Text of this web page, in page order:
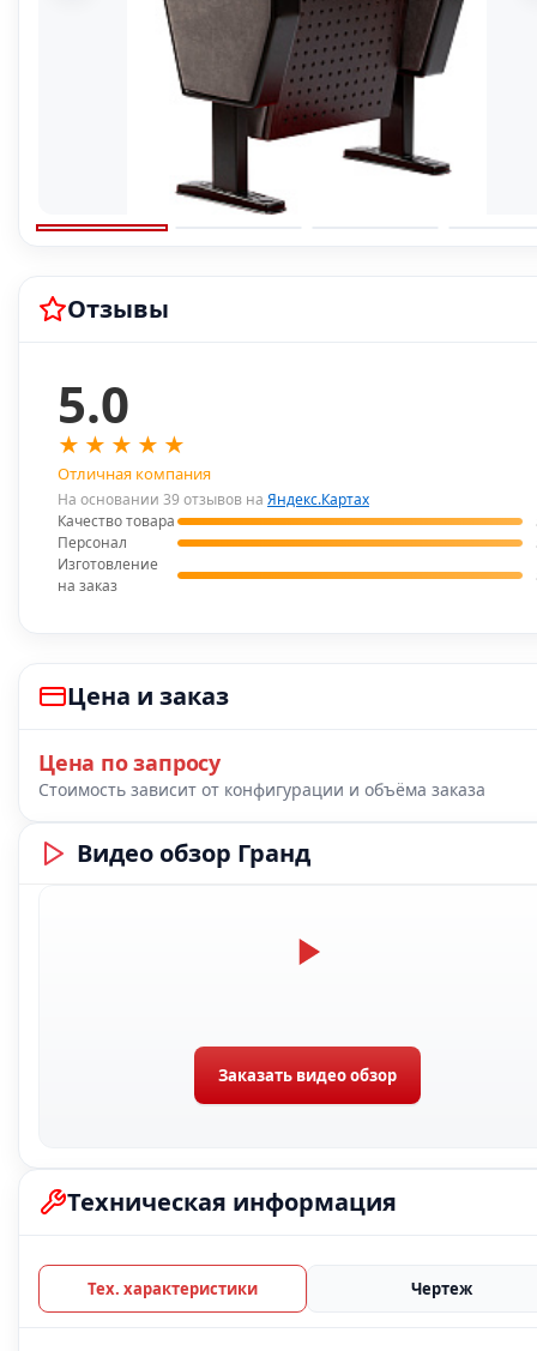
Отзывы
5.0
★ ★ ★ ★ ★
Отличная компания
На основании 39 отзывов на Яндекс.Картах
Качество товара
Персонал
Изготовление
на заказ
Цена и заказ
Цена по запросу
Стоимость зависит от конфигурации и объёма заказа
Видео обзор Гранд
Заказать видео обзор
Техническая информация
Тех. характеристики Чертеж